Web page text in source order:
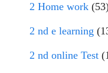
2 Home work
2 nd e learning
2 nd online Test